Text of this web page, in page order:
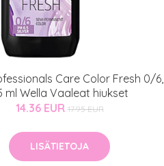
Care Color Fresh 0/6,
ml Wella Vaaleat hiukset
14.36 EUR 17.95 EUR
LISÄTIETOJA